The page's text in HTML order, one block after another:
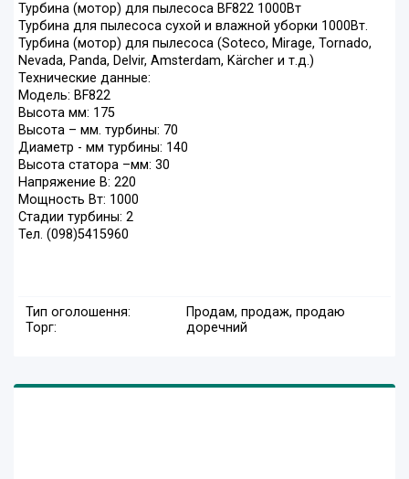
Турбина (мотор) для пылесоса BF822 1000Вт
Турбина для пылесоса сухой и влажной уборки 1000Вт.
Турбина (мотор) для пылесоса (Soteco, Mirage, Tornado,
Nevada, Panda, Delvir, Amsterdam, Kärcher и т.д.)
Технические данные:
Модель: BF822
Высота мм: 175
Высота – мм. турбины: 70
Диаметр - мм турбины: 140
Высота статора –мм: 30
Напряжение В: 220
Мощность Вт: 1000
Стадии турбины: 2
Тел. (098)5415960
Тип оголошення:
Продам, продаж, продаю
Торг:
доречний